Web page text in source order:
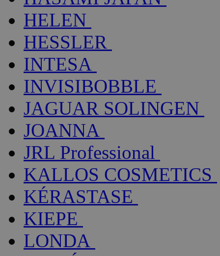
HELEN
HESSLER
INTESA
INVISIBOBBLE
JAGUAR SOLINGEN
JOANNA
JRL Professional
KALLOS COSMETICS
KÉRASTASE
KIEPE
LONDA